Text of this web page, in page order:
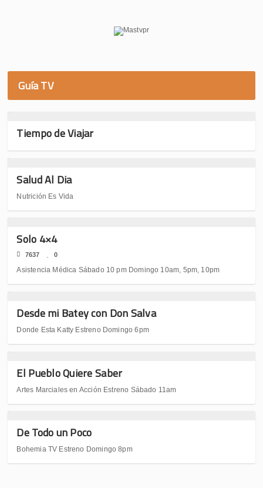
Guía TV
Tiempo de Viajar
Salud Al Dia
Nutrición Es Vida
Solo 4×4
7637 0
Asistencia Médica Sábado 10 pm Domingo 10am, 5pm, 10pm
Desde mi Batey con Don Salva
Donde Esta Katty Estreno Domingo 6pm
El Pueblo Quiere Saber
Artes Marciales en Acción Estreno Sábado 11am
De Todo un Poco
Bohemia TV Estreno Domingo 8pm